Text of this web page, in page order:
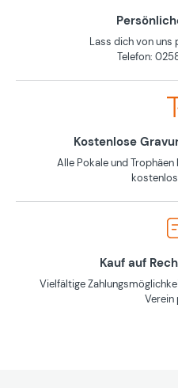
Lass dich von uns
Telefon:
Kostenlose
Alle Pokale und
Kauf auf
Vielfältige
Verein